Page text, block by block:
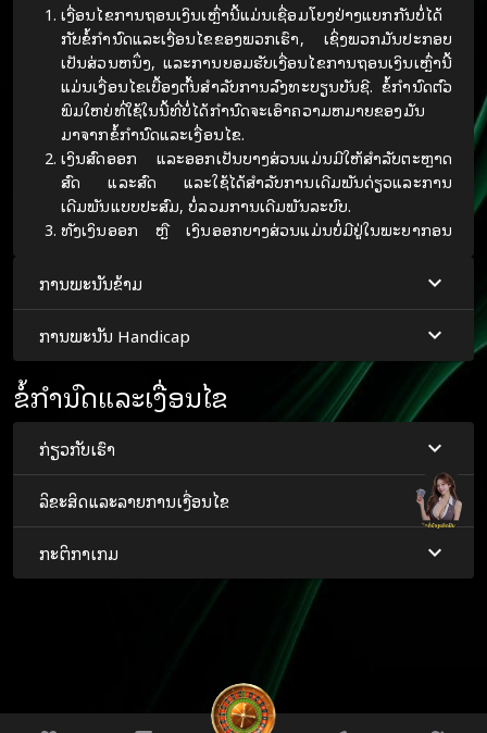
ເງື່ອນໄຂການຖອນເງິນເຫຼົ່ານີ້ແມ່ນເຊື່ອມໂຍງຢ່າງແຍກກັນບໍ່ໄດ້
ກັບຂໍ້ກໍານົດແລະເງື່ອນໄຂຂອງພວກເຮົາ, ເຊິ່ງພວກມັນປະກອບ
ເປັນສ່ວນຫນຶ່ງ, ແລະການຍອມຮັບເງື່ອນໄຂການຖອນເງິນເຫຼົ່ານີ້
ແມ່ນເງື່ອນໄຂເບື້ອງຕົ້ນສໍາລັບການລົງທະບຽນບັນຊີ. ຂໍ້ກໍານົດຕົວ
ພິມໃຫຍ່ທີ່ໃຊ້ໃນນີ້ທີ່ບໍ່ໄດ້ກໍານົດຈະເອົາຄວາມຫມາຍຂອງມັນ
ມາຈາກຂໍ້ກໍານົດແລະເງື່ອນໄຂ.
ເງິນສົດອອກ ແລະອອກເປັນບາງສ່ວນແມ່ນມີໃຫ້ສໍາລັບຕະຫຼາດ
ສົດ ແລະສົດ ແລະໃຊ້ໄດ້ສໍາລັບການເດີມພັນດ່ຽວແລະການ
ເດີມພັນແບບປະສົມ, ບໍ່ລວມການເດີມພັນລະບົບ.
ທັງເງິນອອກ ຫຼື ເງິນອອກບາງສ່ວນແມ່ນບໍ່ມີຢູ່ໃນພະຍາກອນ
ການຖອນເງິນບາງສ່ວນຈະມີໃຫ້ພຽງແຕ່ໃນກໍລະນີທີ່ການສະ
ສ່ວນແມ່ນຫຼາຍກວ່າສອງເທົ່າຂອງຈໍານວນການວາງເດີມພັນຂັ້ນ
ຕ່ໍາທີ່ອະນຸຍາດໃຫ້ສໍາລັບການເດີມພັນສະເພາະນັ້ນ.
ຈໍານວນເງິນອອກບາງສ່ວນຂັ້ນຕ່ໍາແມ່ນເທົ່າກັບການວາງເດີມພັນ
ຂັ້ນຕ່ໍາທີ່ອະນຸຍາດສໍາລັບການເດີມພັນສະເພາະນັ້ນ.
ຈຳນວນເງິນອອກບາງສ່ວນສູງສຸດຈະຕ້ອງເປັນຈຳນວນເງິນທີ່
ອອກທັງໝົດລົບຈາກຈຳນວນການວາງເດີມພັນຂັ້ນຕ່ຳທີ່
ອະນຸຍາດສຳລັບການເດີມພັນນັ້ນ.
Combo Bets, ວາງໄວ້ຮ່ວມກັບ System Bets ຜ່ານແຖບ
'Combo', ບໍ່ສາມາດເປັນຂອງ Cash-Out ຫຼື Cash-Out ບາງ
ສ່ວນ.
ເມື່ອລູກຄ້າເຮັດການຖອນເງິນບາງສ່ວນ, ຈໍານວນການວາງ
ເດີມພັນທີ່ຍັງເຫຼືອ (ເຊັ່ນ: ຈໍານວນເດີມພັນ - ຈໍານວນເງິນສົດອອກ
ບາງສ່ວນ) ຈະຖືກວາງໄວ້ເປັນການເດີມພັນໃໝ່ຢູ່ທີ່ອັດຕາ
ເດີມພັນໃນປັດຈຸບັນໃນເວລາຂອງການຖອນເງິນບາງສ່ວນ.
ໃນກໍລະນີຂອງການຖອນເງິນບາງສ່ວນຂອງ Combo Bet, ບ່ອນ
ທີ່ຫນຶ່ງຫຼືຫຼາຍຂອງເສັ້ນໄດ້ຕົກລົງແລ້ວ, ການວາງເດີມພັນໃຫມ່
ຈະຖືກວາງໄວ້ໃນສາຍທີ່ຍັງເຫຼືອຢູ່ໃນອັດຕາເດີມພັນໃນປະຈຸບັນ.
ການພະນັນຂ້າມ
ການພະນັນ Handicap
ຂໍ້ກໍານົດແລະເງື່ອນໄຂ
ກ່ຽວກັບເຮົາ
ລິຂະສິດແລະລາຍການເງື່ອນໄຂ
ກະຕິກາເກມ